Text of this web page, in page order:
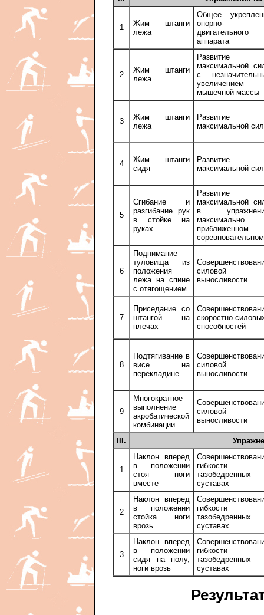
1
Жим штанги
лежа
Общее
опорно-
двигательного
аппарата
2
Жим штанги
лежа
Развитие
максимальной
с
увеличением
мышечной массы
3
Жим штанги
лежа
Развитие
максимальной
4
Жим штанги
сидя
Развитие
максимальной
5
Сгибание и
разгибание рук
в стойке на
руках
Развитие
максимальной
в
максимально
6
Поднимание
туловища из
положения
лежа на спине
с отягощением
силовой
выносливости
7
Приседание со
штангой на
плечах
скоростно-
способностей
8
Подтягивание в
висе на
перекладине
силовой
выносливости
9
Многократное
выполнение
акробатической
комбинации
силовой
выносливости
III.
1
Наклон вперед
в положении
стоя ноги
вместе
гибкости
тазобедренных
суставах
2
Наклон вперед
в положении
стойка ноги
врозь
гибкости
тазобедренных
суставах
3
Наклон вперед
в положении
сидя на полу,
ноги врозь
гибкости
тазобедренных
суставах